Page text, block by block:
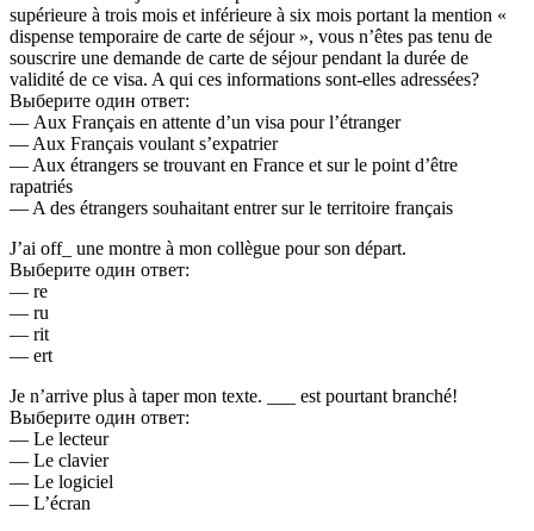
supérieure à trois mois et inférieure à six mois portant la mention «
dispense temporaire de carte de séjour », vous n’êtes pas tenu de
souscrire une demande de carte de séjour pendant la durée de
validité de ce visa. A qui ces informations sont-elles adressées?
Выберите один ответ:
— Aux Français en attente d’un visa pour l’étranger
— Aux Français voulant s’expatrier
— Aux étrangers se trouvant en France et sur le point d’être
rapatriés
— A des étrangers souhaitant entrer sur le territoire français
J’ai off_ une montre à mon collègue pour son départ.
Выберите один ответ:
— re
— ru
— rit
— ert
Je n’arrive plus à taper mon texte. ___ est pourtant branché!
Выберите один ответ:
— Le lecteur
— Le clavier
— Le logiciel
— L’écran